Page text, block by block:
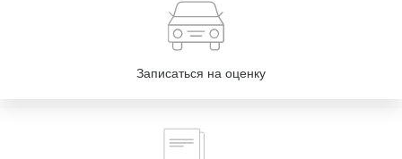
Записаться на оценку